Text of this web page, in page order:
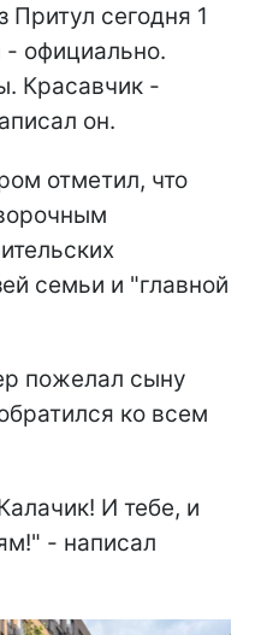
сегодня 1
- официально.
Красавчик -
он.
отметил, что
семьи и "главной
пожелал сыну
ко всем
И тебе, и
- написал